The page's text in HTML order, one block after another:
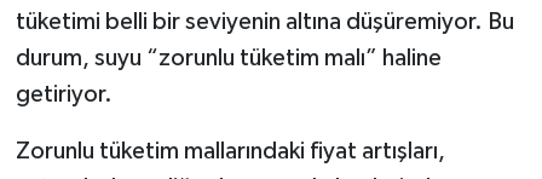
tüketimi belli bir seviyenin altına düşüremiyor. Bu
durum, suyu “zorunlu tüketim malı” haline
getiriyor.
Zorunlu tüketim mallarındaki fiyat artışları,